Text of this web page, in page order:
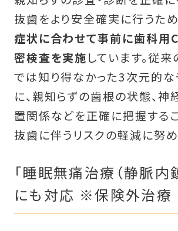
抜歯をより安全確実に行うた
症状に合わせて事前に歯科用
密検査を実施しています。従
では知り得なかった3次元的な
に、親知らずの歯根の状態、神
置関係などを正確に把握するこ
抜歯に伴うリスクの軽減に努め
「睡眠無痛治療（静脈内
にも対応 ※保険外治療